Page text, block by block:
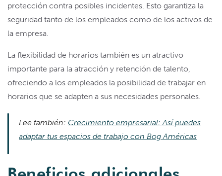
protección contra posibles incidentes. Esto garantiza la
seguridad tanto de los empleados como de los activos de
la empresa.
La flexibilidad de horarios también es un atractivo
importante para la atracción y retención de talento,
ofreciendo a los empleados la posibilidad de trabajar en
horarios que se adapten a sus necesidades personales.
Lee también: Crecimiento empresarial: Así puedes
adaptar tus espacios de trabajo con Bog Américas